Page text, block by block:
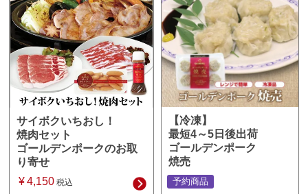
サイボクいちおし！
焼肉セット
ゴールデンポークのお取
り寄せ
¥ 4,150 税込
【冷凍】
最短4～5日後出荷
ゴールデンポーク
焼売
予約商品